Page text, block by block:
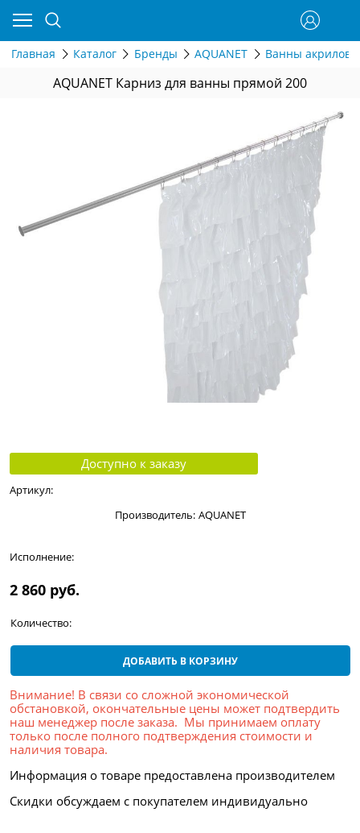
Главная Каталог Бренды AQUANET Ванны
AQUANET Карниз для ванны прямой 200
Доступно к заказу
Артикул:
Производитель: AQUANET
Исполнение:
2 860 руб.
Количество:
ДОБАВИТЬ В КОРЗИНУ
Внимание! В связи со сложной экономической
обстановкой, окончательные цены может подтвердить
наш менеджер после заказа. Мы принимаем оплату
только после полного подтверждения стоимости и
наличия товара.
Информация о товаре предоставлена производителем
Скидки обсуждаем с покупателем индивидуально